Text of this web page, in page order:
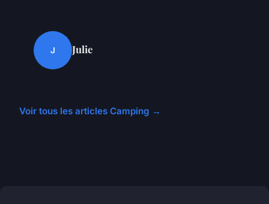
J Julie
Voir tous les articles Camping →